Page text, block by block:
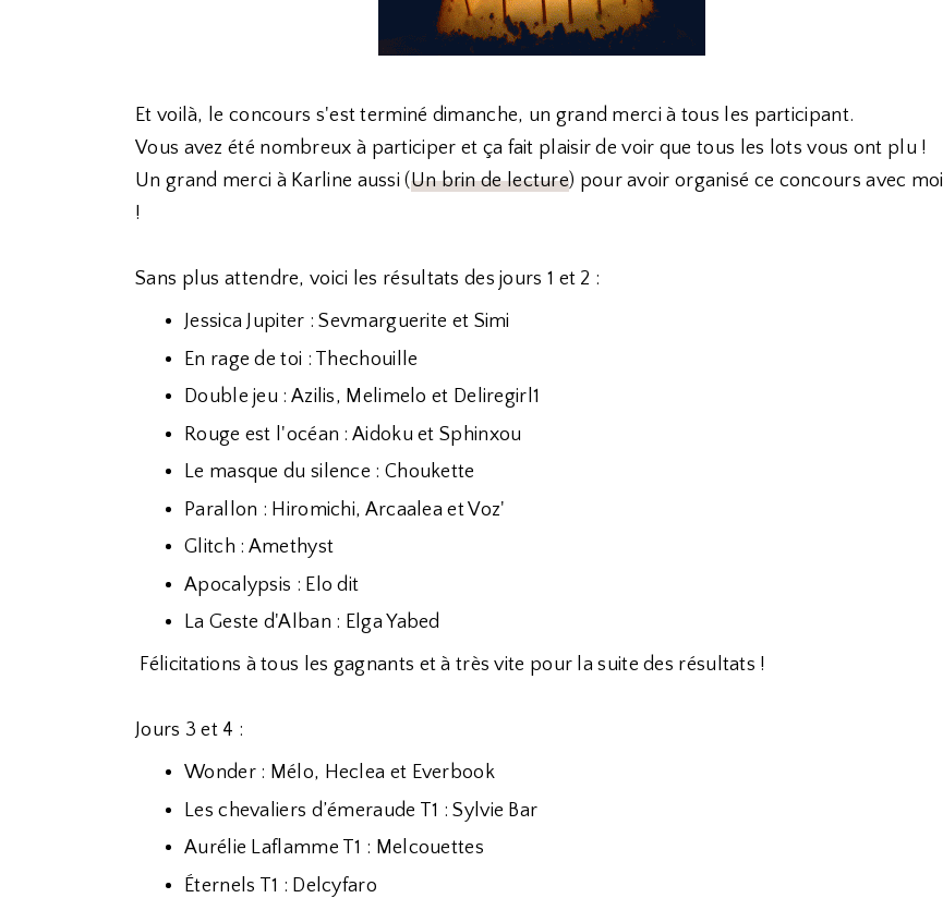
Et voilà, le concours s'est terminé dimanche, un grand merci à tous les participant.
Vous avez été nombreux à participer et ça fait plaisir de voir que tous les lots vous ont plu !
Un grand merci à Karline aussi (Un brin de lecture) pour avoir organisé ce concours avec moi
!
Sans plus attendre, voici les résultats des jours 1 et 2 :
Jessica Jupiter : Sevmarguerite et Simi
En rage de toi : Thechouille
Double jeu : Azilis, Melimelo et Deliregirl1
Rouge est l'océan : Aidoku et Sphinxou
Le masque du silence : Choukette
Parallon : Hiromichi, Arcaalea et Voz'
Glitch : Amethyst
Apocalypsis : Elo dit
La Geste d'Alban : Elga Yabed
Félicitations à tous les gagnants et à très vite pour la suite des résultats !
Jours 3 et 4 :
Wonder : Mélo, Heclea et Everbook
Les chevaliers d’émeraude T1 : Sylvie Bar
Aurélie Laflamme T1 : Melcouettes
Éternels T1 : Delcyfaro